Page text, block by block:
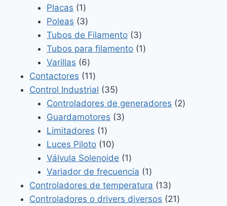
Placas 11
producto
Poleas 33
productos
Tubos de Filamento 33
productos
Tubos para filamento 11
Varillas 66
productos
Contactores 1111
productos
Control Industrial 3535
productos
Controladores de generadores 22
Guardamotores 33
Limitadores 11
producto
Luces Piloto 1010
productos
Válvula Solenoide 11
producto
Variador de frecuencia 11
producto
Controladores de temperatura 1313
productos
Controladores o drivers diversos 2121